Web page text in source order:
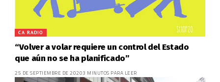
CA RADIO
“Volver a volar requiere un control del Estado
que aún no se ha planificado”
25 DE SEPTIEMBRE DE 20203 MINUTOS PARA LEER